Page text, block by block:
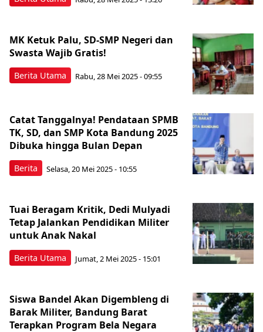
Berita Utama
MK Ketuk Palu, SD-SMP Negeri dan
Swasta Wajib Gratis!
Rabu, 28 Mei 2025 - 09:55
Berita
Catat Tanggalnya! Pendataan SPMB
TK, SD, dan SMP Kota Bandung 2025
Dibuka hingga Bulan Depan
Selasa, 20 Mei 2025 - 10:55
Berita Utama
Tuai Beragam Kritik, Dedi Mulyadi
Tetap Jalankan Pendidikan Militer
untuk Anak Nakal
Jumat, 2 Mei 2025 - 15:01
Siswa Bandel Akan Digembleng di
Barak Militer, Bandung Barat
Terapkan Program Bela Negara